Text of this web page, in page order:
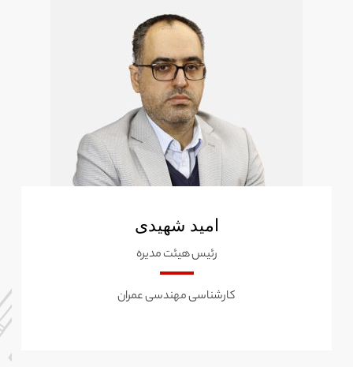
امید شهیدی
رئیس هیئت مدیره
کارشناسی مهندسی عمران